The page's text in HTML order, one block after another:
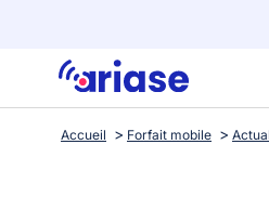
Accueil Forfait mobile